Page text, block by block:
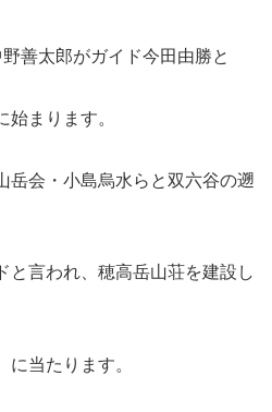
善太郎がガイド今田由勝と
まります。
岳会・小島烏水らと双六谷の遡
と言われ、穂高岳山荘を建設し
当たります。